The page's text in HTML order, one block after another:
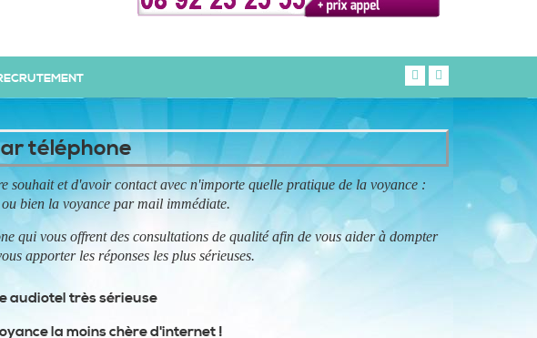
téléphone
souhait et d'avoir contact avec n'importe quelle pratique de la voyance :
bien la voyance par mail immédiate.
qui vous offrent des consultations de qualité afin de vous aider à dompter
apporter les réponses les plus sérieuses.
audiotel très sérieuse
la moins chère d'internet !